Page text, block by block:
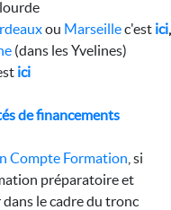
ou Marseillec'est ici
(dans les Yvelines)
ici
de financements
Compte Formation , si
préparatoire et
le cadre du tronc